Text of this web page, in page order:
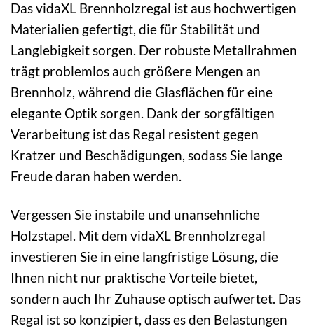
Das vidaXL Brennholzregal ist aus hochwertigen
Materialien gefertigt, die für Stabilität und
Langlebigkeit sorgen. Der robuste Metallrahmen
trägt problemlos auch größere Mengen an
Brennholz, während die Glasflächen für eine
elegante Optik sorgen. Dank der sorgfältigen
Verarbeitung ist das Regal resistent gegen
Kratzer und Beschädigungen, sodass Sie lange
Freude daran haben werden.
Vergessen Sie instabile und unansehnliche
Holzstapel. Mit dem vidaXL Brennholzregal
investieren Sie in eine langfristige Lösung, die
Ihnen nicht nur praktische Vorteile bietet,
sondern auch Ihr Zuhause optisch aufwertet. Das
Regal ist so konzipiert, dass es den Belastungen